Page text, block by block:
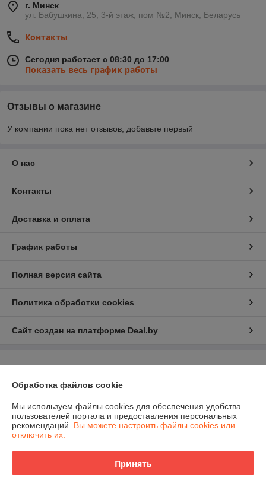
г. Минск
ул. Бабушкина, 25, 3-й этаж, пом №2, Минск, Беларусь
Контакты
Сегодня работает с 08:30 до 17:00
Показать весь график работы
Отзывы о магазине
У компании пока нет отзывов, добавьте первый
О нас
Контакты
Доставка и оплата
График работы
Полная версия сайта
Политика обработки cookies
Сайт создан на платформе Deal.by
Информация для покупателя
Юридическое лицо:ЧПТУП "Белфрезмет"
Регистрационный номер ЕГР: 191499355
УНП: 191499355
Регистрационный орган: Управление экономики администрации
Обработка файлов cookie
Мы используем файлы cookies для обеспечения удобства
пользователей портала и предоставления персональных
рекомендаций. Вы можете настроить файлы cookies или
отключить их.
Принять